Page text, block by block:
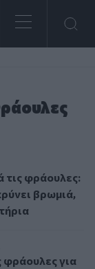
φράουλες: Η
φράουλες:
βρωμιά,
για να
φράουλες για